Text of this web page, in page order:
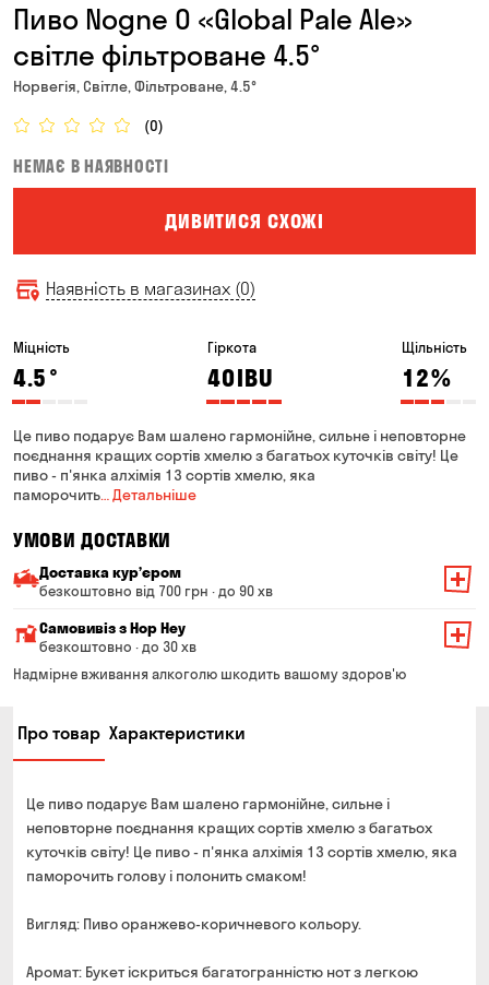
Пиво Nogne O «Global Pale Ale»
світле фільтроване 4.5°
Норвегія, Світле, Фільтроване, 4.5°
(0)
НЕМАЄ В НАЯВНОСТІ
ДИВИТИСЯ СХОЖІ
Наявність в магазинах (0)
Міцність
4.5°
Гіркота
40IBU
Щільність
12%
Це пиво подарує Вам шалено гармонійне, сильне і неповторне
поєднання кращих сортів хмелю з багатьох куточків світу! Це
пиво - п'янка алхімія 13 сортів хмелю, яка
паморочить… Детальніше
УМОВИ ДОСТАВКИ
Доставка курʼєром
безкоштовно від 700 грн · до 90 хв
Мінімальна сума всього замовлення — 200 грн
Вартість доставки залежить від суми всього замовлення:
Від 200 до 299 грн
Від 400 до 699 грн
безкоштовно
Термін доставки — до 90 хвилин
*на час доставки можуть впливати повітряні тривоги
Оплата:
банківською картою на сайті
Самовивіз з Hop Hey
безкоштовно · до 30 хв
Мінімальна сума всього замовлення — 250 грн
Можете без черги забрати з магазину в зручний для
Вас час
готівкою в магазині
банківською картою на сайті та в магазині
Надмірне вживання алкоголю шкодить вашому здоров'ю
Про товар Характеристики
Це пиво подарує Вам шалено гармонійне, сильне і
неповторне поєднання кращих сортів хмелю з багатьох
куточків світу! Це пиво - п'янка алхімія 13 сортів хмелю, яка
паморочить голову і полонить смаком!
Вигляд: Пиво оранжево-коричневого кольору.
Аромат: Букет іскриться багатогранністю нот з легкою